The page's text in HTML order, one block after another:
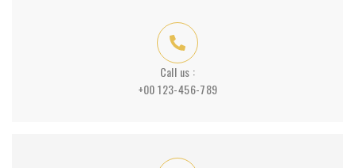
Call us :
+00 123-456-789